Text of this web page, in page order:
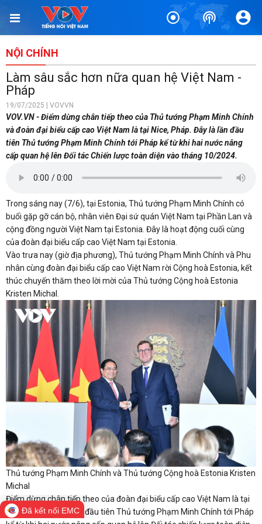
NỘI CHÍNH
Làm sâu sắc hơn nữa quan hệ Việt Nam -
Pháp
19/07/2025 | VOVVN
VOV.VN - Điểm dừng chân tiếp theo của Thủ tướng Phạm Minh Chính
và đoàn đại biểu cấp cao Việt Nam là tại Nice, Pháp. Đây là lần đầu
tiên Thủ tướng Phạm Minh Chính tới Pháp kể từ khi hai nước nâng
cấp quan hệ lên Đối tác Chiến lược toàn diện vào tháng 10/2024.
Trong sáng nay (7/6), tại Estonia, Thủ tướng Phạm Minh Chính có
buổi gặp gỡ cán bộ, nhân viên Đại sứ quán Việt Nam tại Phần Lan và
cộng đồng người Việt Nam tại Estonia. Đây là hoạt động cuối cùng
của đoàn đại biểu cấp cao Việt Nam tại Estonia.
Vào trưa nay (giờ địa phương), Thủ tướng Phạm Minh Chính và Phu
nhân cùng đoàn đại biểu cấp cao Việt Nam rời Cộng hoà Estonia, kết
thúc chuyến thăm theo lời mời của Thủ tướng Cộng hoà Estonia
Kristen Michal.
Thủ tướng Phạm Minh Chính và Thủ tướng Cộng hoà Estonia Kristen
Michal
Điểm dừng chân tiếp theo của đoàn đại biểu cấp cao Việt Nam là tại
Nice, Pháp. Đây là lần đầu tiên Thủ tướng Phạm Minh Chính tới Pháp
Đã kết nối EMC